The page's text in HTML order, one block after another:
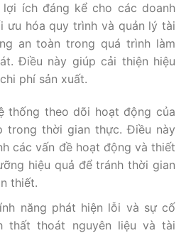
ích đáng kể cho các doanh
ưu hóa quy trình và quản lý tài
an toàn trong quá trình làm
Điều này giúp cải thiện hiệu
phí sản xuất.
thống theo dõi hoạt động của
trong thời gian thực. Điều này
các vấn đề hoạt động và thiết
hiệu quả để tránh thời gian
thiết.
năng phát hiện lỗi và sự cố
thất thoát nguyên liệu và tài